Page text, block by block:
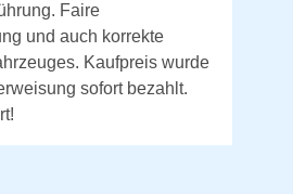
Faire
und auch korrekte
Kaufpreis wurde
sofort bezahlt.